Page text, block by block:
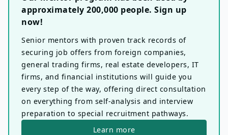
approximately 200,000 people. Sign up
now!
Senior mentors with proven track records of
securing job offers from foreign companies,
general trading firms, real estate developers, IT
firms, and financial institutions will guide you
every step of the way, offering direct consultation
on everything from self-analysis and interview
preparation to special recruitment pathways.
Learn more